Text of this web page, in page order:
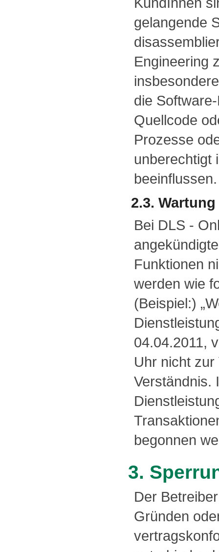
gelangende
Engineering
die
Quellcode
Prozesse
unberechtigt
beeinflussen.
2.3. Wartung
Bei DLS -
Funktionen
werden wie
(Beispiel:)
04.04.2011,
Uhr nicht
Verständnis.
begonnen
3.
Der
Gründen